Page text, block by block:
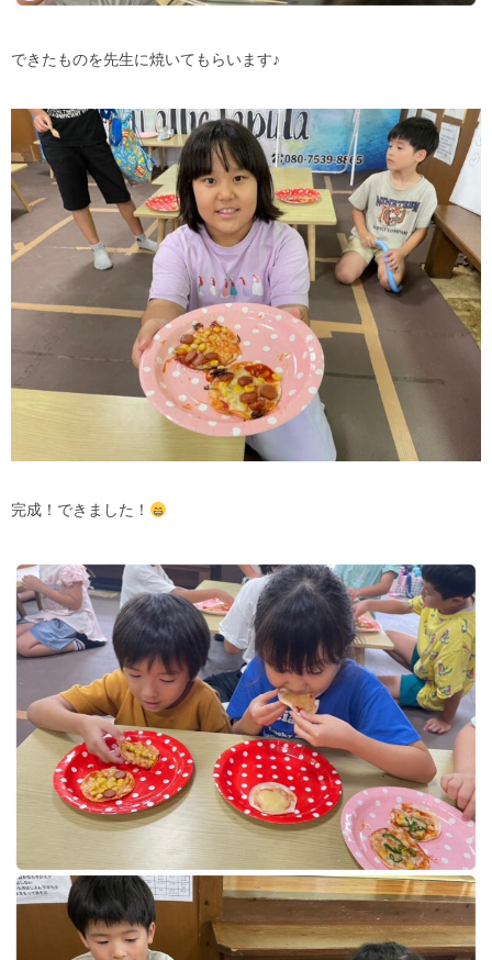
できたものを先生に焼いてもらいます♪
完成！できました！